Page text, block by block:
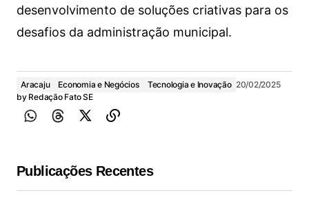
desenvolvimento de soluções criativas para os
desafios da administração municipal.
Aracaju Economia e Negócios Tecnologia e Inovação 20/02/2025
by Redação Fato SE
Publicações Recentes